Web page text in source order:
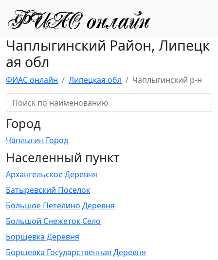
Чаплыгинский Район, Липецк
ая обл
ФИАС онлайн Липецкая обл Чаплыгинский р-н
Город
Чаплыгин Город
Населенный пункт
Архангельское Деревня
Батыревский Поселок
Большое Петелино Деревня
Большой Снежеток Село
Борщевка Деревня
Борщевка Государственная Деревня